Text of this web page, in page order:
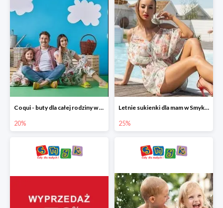
Coqui - buty dla całej rodziny w Smyku do -20%
20%
Letnie sukienki dla mam w Smyku do -25%
25%